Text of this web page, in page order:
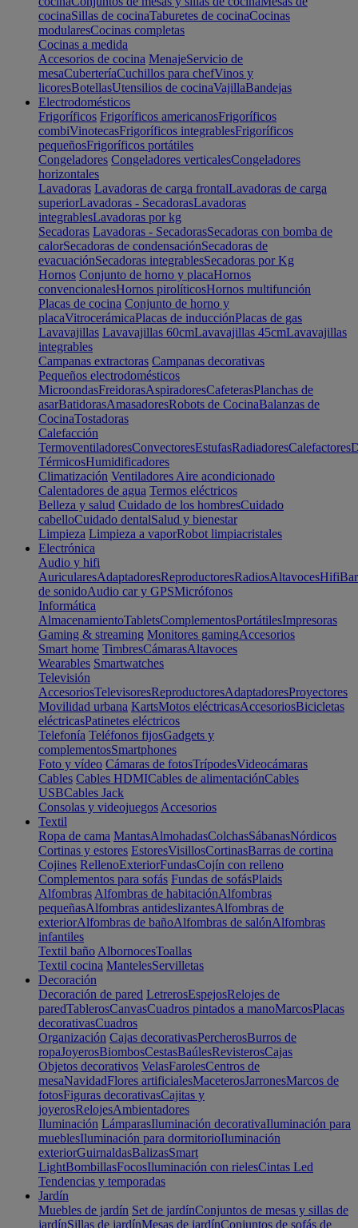
cocinaSillas de cocinaTaburetes de cocinaCocinas
modularesCocinas completas
Cocinas a medida
Accesorios de cocina MenajeServicio de
mesaCuberteríaCuchillos para chefVinos y
licoresBotellasUtensilios de cocinaVajillaBandejas
Electrodomésticos
Frigoríficos Frigoríficos americanosFrigoríficos
combiVinotecasFrigoríficos integrablesFrigoríficos
pequeñosFrigoríficos portátiles
Congeladores Congeladores verticalesCongeladores
horizontales
Lavadoras Lavadoras de carga frontalLavadoras de carga
superiorLavadoras - SecadorasLavadoras
integrablesLavadoras por kg
Secadoras Lavadoras - SecadorasSecadoras con bomba de
calorSecadoras de condensaciónSecadoras de
evacuaciónSecadoras integrablesSecadoras por Kg
Hornos Conjunto de horno y placaHornos
convencionalesHornos pirolíticosHornos multifunción
Placas de cocina Conjunto de horno y
placaVitrocerámicaPlacas de inducciónPlacas de gas
Lavavajillas Lavavajillas 60cmLavavajillas 45cmLavavajillas
integrables
Campanas extractoras Campanas decorativas
Pequeños electrodomésticos
MicroondasFreidorasAspiradoresCafeterasPlanchas de
asarBatidorasAmasadoresRobots de CocinaBalanzas de
CocinaTostadoras
Calefacción
TermoventiladoresConvectoresEstufasRadiadoresCalefactores
TérmicosHumidificadores
Climatización Ventiladores Aire acondicionado
Calentadores de agua Termos eléctricos
Belleza y salud Cuidado de los hombresCuidado
cabelloCuidado dentalSalud y bienestar
Limpieza Limpieza a vaporRobot limpiacristales
Electrónica
Audio y hifi
AuricularesAdaptadoresReproductoresRadiosAltavocesHifi
de sonidoAudio car y GPSMicrófonos
Informática
AlmacenamientoTabletsComplementosPortátilesImpresoras
Gaming & streaming Monitores gamingAccesorios
Smart home TimbresCámarasAltavoces
Wearables Smartwatches
Televisión
AccesoriosTelevisoresReproductoresAdaptadoresProyectores
Movilidad urbana KartsMotos eléctricasAccesoriosBicicletas
eléctricasPatinetes eléctricos
Telefonía Teléfonos fijosGadgets y
complementosSmartphones
Foto y vídeo Cámaras de fotosTrípodesVideocámaras
Cables Cables HDMICables de alimentaciónCables
USBCables Jack
Consolas y videojuegos Accesorios
Textil
Ropa de cama MantasAlmohadasColchasSábanasNórdicos
Cortinas y estores EstoresVisillosCortinasBarras de cortina
Cojines RellenoExteriorFundasCojín con relleno
Complementos para sofás Fundas de sofásPlaids
Alfombras Alfombras de habitaciónAlfombras
pequeñasAlfombras antideslizantesAlfombras de
exteriorAlfombras de bañoAlfombras de salónAlfombras
infantiles
Textil baño AlbornocesToallas
Textil cocina MantelesServilletas
Decoración
Decoración de pared LetrerosEspejosRelojes de
paredTablerosCanvasCuadros pintados a manoMarcosPlacas
decorativasCuadros
Organización Cajas decorativasPercherosBurros de
ropaJoyerosBiombosCestasBaúlesRevisterosCajas
Objetos decorativos VelasFarolesCentros de
mesaNavidadFlores artificialesMaceterosJarronesMarcos de
fotosFiguras decorativasCajitas y
joyerosRelojesAmbientadores
Iluminación LámparasIluminación decorativaIluminación para
mueblesIluminación para dormitorioIluminación
exteriorGuirnaldasBalizasSmart
LightBombillasFocosIluminación con rielesCintas Led
Tendencias y temporadas
Jardín
Muebles de jardín Set de jardínConjuntos de mesas y sillas de
jardínSillas de jardínMesas de jardínConjuntos de sofás de